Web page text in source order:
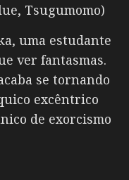
Tsugumomo)
uma estudante
ver fantasmas.
se tornando
excêntrico
de exorcismo